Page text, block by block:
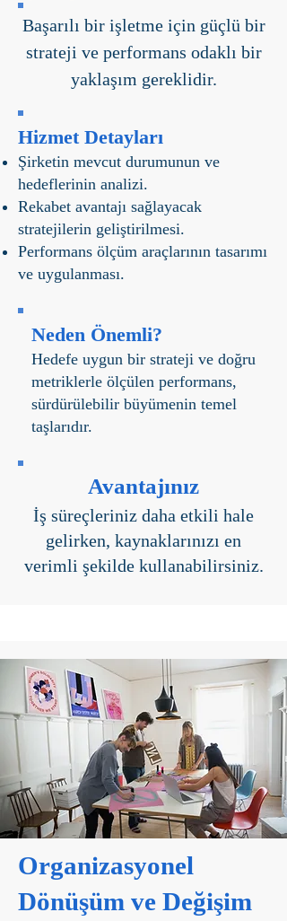
Başarılı bir işletme için güçlü bir
strateji ve performans odaklı bir
yaklaşım gereklidir.
Hizmet Detayları
Şirketin mevcut durumunun ve
hedeflerinin analizi.
Rekabet avantajı sağlayacak
stratejilerin geliştirilmesi.
Performans ölçüm araçlarının tasarımı
ve uygulanması.
Neden Önemli?
Hedefe uygun bir strateji ve doğru
metriklerle ölçülen performans,
sürdürülebilir büyümenin temel
taşlarıdır.
Avantajınız
İş süreçleriniz daha etkili hale
gelirken, kaynaklarınızı en
verimli şekilde kullanabilirsiniz.
Organizasyonel
Dönüşüm ve Değişim